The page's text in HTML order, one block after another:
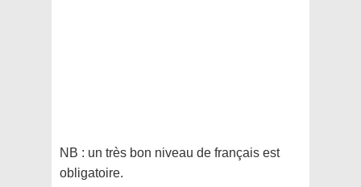
NB : un très bon niveau de français est
obligatoire.